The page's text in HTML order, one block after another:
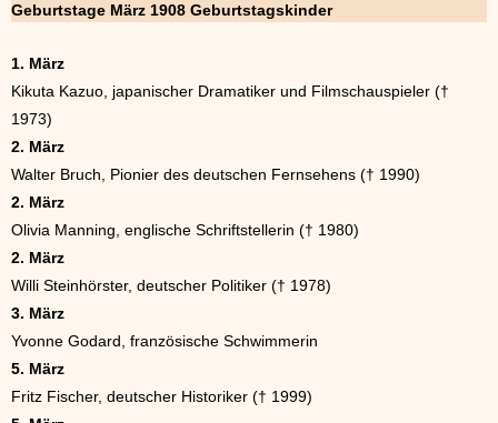
Geburtstage März 1908 Geburtstagskinder
1. März
Kikuta Kazuo, japanischer Dramatiker und Filmschauspieler (†
1973)
2. März
Walter Bruch, Pionier des deutschen Fernsehens († 1990)
2. März
Olivia Manning, englische Schriftstellerin († 1980)
2. März
Willi Steinhörster, deutscher Politiker († 1978)
3. März
Yvonne Godard, französische Schwimmerin
5. März
Fritz Fischer, deutscher Historiker († 1999)